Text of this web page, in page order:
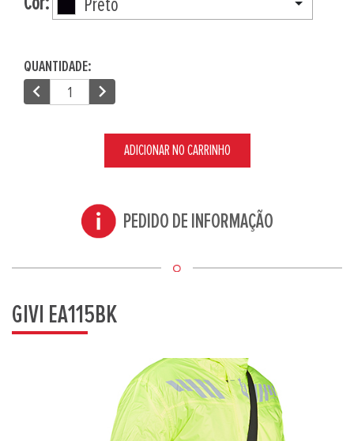
Cor: Preto
QUANTIDADE:
chevron_left chevron_right
ADICIONAR NO CARRINHO
PEDIDO DE INFORMAÇÃO
GIVI EA115BK